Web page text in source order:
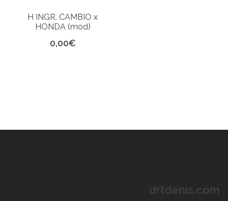
H INGR. CAMBIO x
HONDA (mod)
0,00€
drtdenis.com